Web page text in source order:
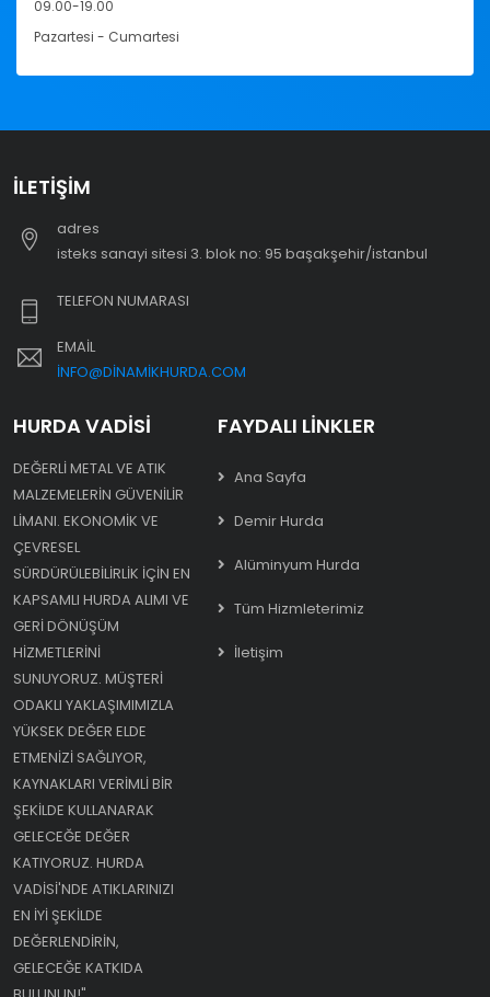
09.00-19.00
Pazartesi - Cumartesi
İLETIŞIM
adres
i̇steks sanayi sitesi 3. blok no: 95 başakşehir/i̇stanbul
TELEFON NUMARASI
EMAIL
INFO@DINAMIKHURDA.COM
HURDA VADISI
DEĞERLI METAL VE ATIK
MALZEMELERIN GÜVENILIR
LIMANI. EKONOMIK VE
ÇEVRESEL
SÜRDÜRÜLEBILIRLIK IÇIN EN
KAPSAMLI HURDA ALIMI VE
GERI DÖNÜŞÜM
HIZMETLERINI
SUNUYORUZ. MÜŞTERI
ODAKLI YAKLAŞIMIMIZLA
YÜKSEK DEĞER ELDE
ETMENIZI SAĞLIYOR,
KAYNAKLARI VERIMLI BIR
ŞEKILDE KULLANARAK
GELECEĞE DEĞER
KATIYORUZ. HURDA
VADISI'NDE ATIKLARINIZI
EN IYI ŞEKILDE
DEĞERLENDIRIN,
GELECEĞE KATKIDA
FAYDALI LINKLER
Ana Sayfa
Demir Hurda
Alüminyum Hurda
Tüm Hizmleterimiz
İletişim